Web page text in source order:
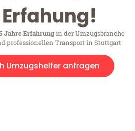
Jahre Erfahrungin der Umzugsbranche
professionellen Transport in Stuttgart.
Umzugshelfer anfragen